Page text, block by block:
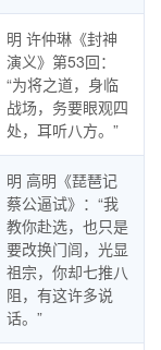
明 许仲琳《封神
演义》第53回：
“为将之道，身临
战场，务要眼观四
处，耳听八方。”
明 高明《琵琶记
蔡公逼试》：“我
教你赴选，也只是
要改换门闾，光显
祖宗，你却七推八
阻，有这许多说
话。”